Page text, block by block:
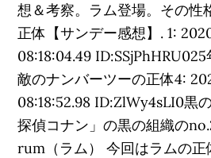
想＆考察。ラム登場。その性
正体【サンデー感想】. 1:
08:18:04.49 ID:SSjPhHRU025
敵のナンバーツーの正体4:
08:18:52.98 ID:ZlWy4sLI0黒
探偵コナン」の黒の組織の
rum（ラム） 今回はラムの正